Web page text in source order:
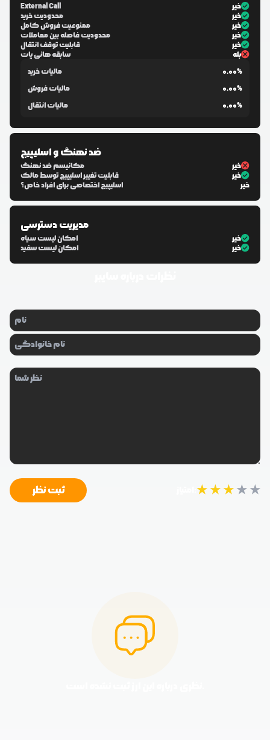
External Call
خیر
محدودیت خرید
خیر
ممنوعیت فروش کامل
خیر
محدودیت فاصله بین معاملات
خیر
قابلیت توقف انتقال
خیر
سابقه هانی پات
بله
مالیات خرید
0.00%
مالیات فروش
0.00%
مالیات انتقال
0.00%
ضد نهنگ و اسلیپیج
مکانیسم ضد نهنگ
خیر
قابلیت تغییر اسلیپیج توسط مالک
خیر
اسلیپیج اختصاصی برای افراد خاص؟
خیر
مدیریت دسترسی
امکان لیست سیاه
خیر
امکان لیست سفید
خیر
★★★★★ ثبت نظر